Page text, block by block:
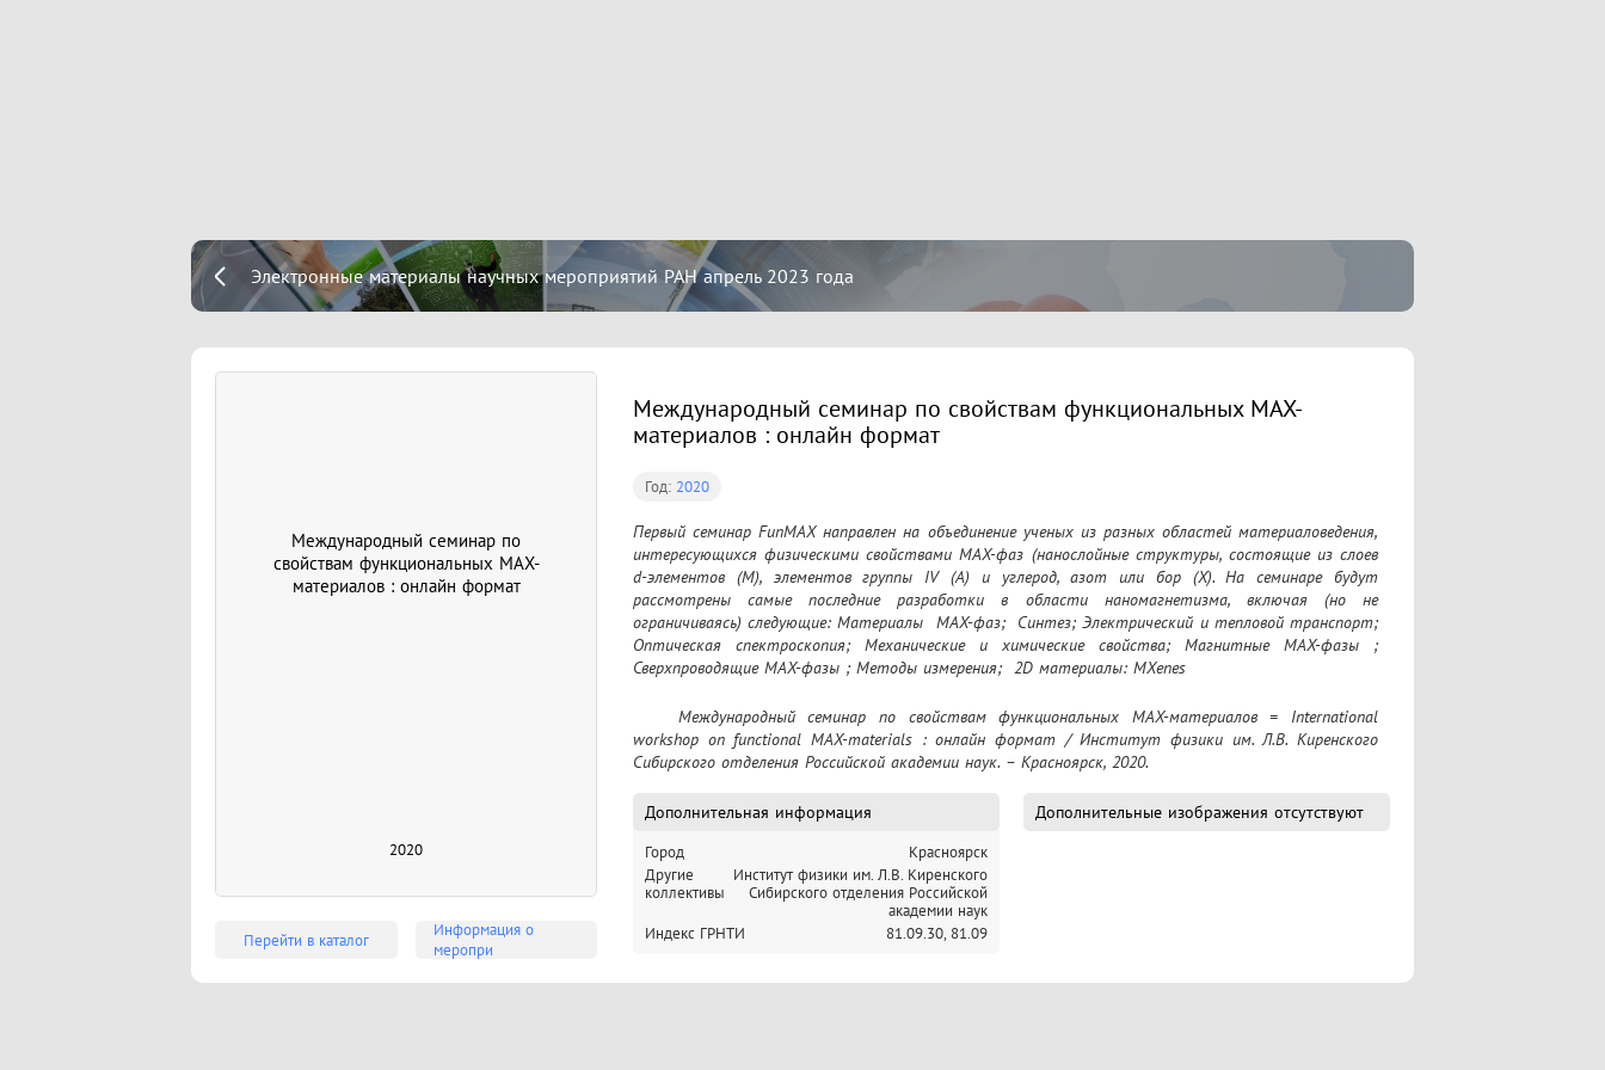
Электронные материалы научных мероприятий РАН апрель 2023 года
Международный семинар по
свойствам функциональных MAX-
материалов : онлайн формат
2020
Перейти в каталог
Информация о
меропри
Международный семинар по свойствам функциональных MAX-
материалов : онлайн формат
Год: 2020
Первый семинар FunMAX направлен на объединение ученых из разных областей материаловедения,
интересующихся физическими свойствами MAX-фаз (нанослойные структуры, состоящие из слоев
d-элементов (M), элементов группы IV (A) и углерод, азот или бор (X). На семинаре будут
рассмотрены самые последние разработки в области наномагнетизма, включая (но не
ограничиваясь) следующие: Материалы  MAX-фаз;  Синтез; Электрический и тепловой транспорт;
Оптическая спектроскопия; Механические и химические свойства; Магнитные MAX-фазы ;
Сверхпроводящие MAX-фазы ; Методы измерения;  2D материалы: MXenes
workshop on functional MAX-materials : онлайн формат / Институт физики им. Л.В. Киренского
Сибирского отделения Российской академии наук. – Красноярск, 2020.
Дополнительная информация
Город
Красноярск
Другие
коллективы
Институт физики им. Л.В. Киренского
Сибирского отделения Российской
академии наук
Индекс ГРНТИ
81.09.30, 81.09
Дополнительные изображения отсутствуют